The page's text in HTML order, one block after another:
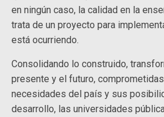
en ningún caso, la calidad en la
trata de un proyecto para
está ocurriendo.
Consolidando lo construido,
presente y el futuro,
necesidades del país y sus
desarrollo, las universidades